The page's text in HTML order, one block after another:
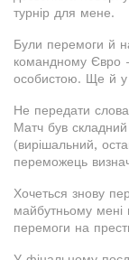
турнір для мене.
Були перемоги й
командному Євро
особистою. Ще й у
Не передати
Матч був
(вирішальний,
переможець
Хочеться знову
майбутньому мені
перемоги на